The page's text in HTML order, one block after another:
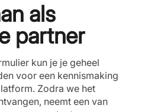
als
partner
kun je je geheel
voor een kennismaking
Zodra we het
neemt een van